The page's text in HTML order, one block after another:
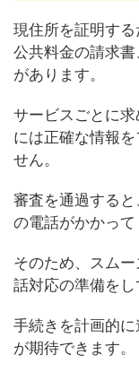
現住所を証明す
公共料金の請求
があります。
サービスごとに
には正確な情報
せん。
審査を通過する
の電話がかかって
そのため、スム
話対応の準備をし
手続きを計画的
が期待できます。